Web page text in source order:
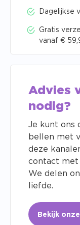
Dagelijkse
Gratis
vanaf €
Advies
nodig?
Je kunt ons
bellen met
deze
contact met
We delen
liefde.
Bekijk